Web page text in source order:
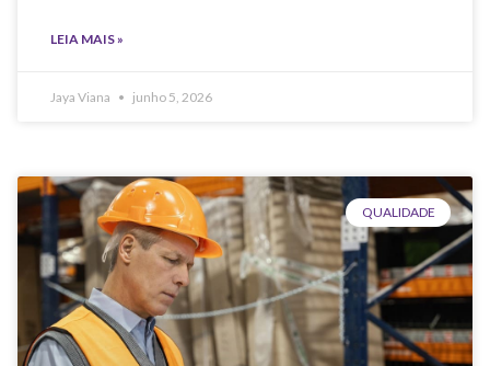
LEIA MAIS »
Jaya Viana junho 5, 2026
QUALIDADE